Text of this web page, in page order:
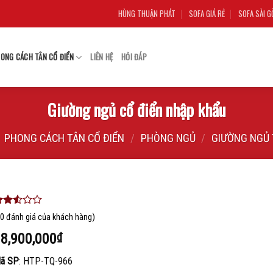
HÙNG THUẬN PHÁT SOFA GIÁ RẺ SOFA SÀI
CÁCH TÂN CỔ ĐIỂN LIÊN HỆ HỎI ĐÁP
Giường ngủ cổ điển nhập khẩu
PHONG CÁCH TÂN CỔ ĐIỂN / PHÒNG NGỦ / GIƯỜNG
5
đánh giá của khách hàng)
₫
SP: HTP-TQ-966